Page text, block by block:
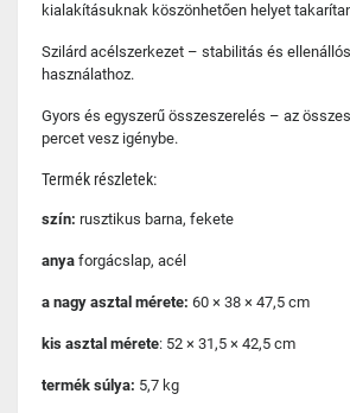
kialakításuknak köszönhetően helyet
Szilárd acélszerkezet – stabilitás és
használathoz.
Gyors és egyszerű összeszerelés – az
percet vesz igénybe.
Termék részletek:
szín: rusztikus barna, fekete
anya forgácslap, acél
a nagy asztal mérete: 60 × 38 × 47,5 cm
kis asztal mérete: 52 × 31,5 × 42,5 cm
termék súlya: 5,7 kg